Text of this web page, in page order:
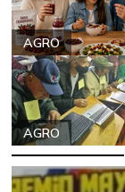
AGRO
AGRO